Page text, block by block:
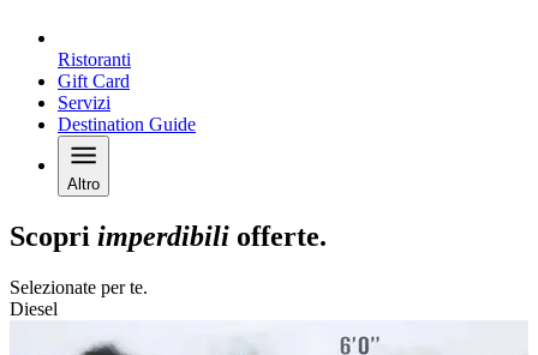
Ristoranti
Gift Card
Servizi
Destination Guide
Altro
Scopri imperdibili offerte.
Selezionate per te.
Diesel